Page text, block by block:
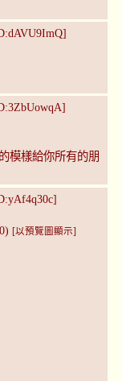
模樣給你所有的朋
[以預覽圖顯示]